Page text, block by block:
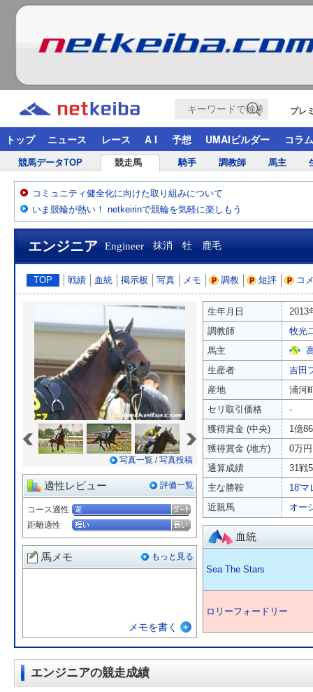
プレ
トップ ニュース レース A I 予想 UMAIビルダー コラム
競馬データTOP 競走馬 騎手 調教師 馬主
コミュニティ健全化に向けた取り組みについて
いま競輪が熱い！ netkeirinで競輪を気軽に楽しもう
エンジニア Engineer 抹消 牡 鹿毛
TOP 戦績 血統 掲示板 写真 メモ 調教 短評 コ
写真一覧 /写真投稿
適性レビュー 評価一覧
コース適性
距離適性
馬メモ もっと見る
メモを書く
生年月日
2013
調教師
牧光
馬主
生産者
吉田
産地
浦河
セリ取引価格
-
獲得賞金 (中央)
1億
獲得賞金 (地方)
0万円
通算成績
31戦
主な勝鞍
18'マ
近親馬
オー
血統
Sea The Stars
ロリーフォードリー
エンジニアの競走成績